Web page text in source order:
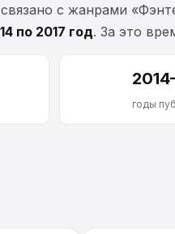
с жанрами
по 2017 год. За это
годы